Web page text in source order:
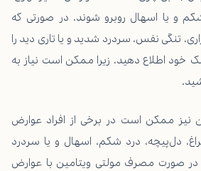
و یا اسهال روبرو شوند. در صورتی که
تنگی نفس، سردرد شدید و یا تاری دید را
خود اطلاع دهید، زیرا ممکن است نیاز به
نیز ممکن است در برخی از افراد عوارض
دل‌پیچه، درد شکم، اسهال و یا سردرد
در صورت مصرف مولتی ویتامین با عوارض